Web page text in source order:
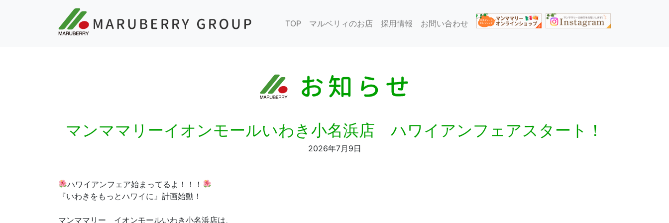
TOP マルベリィのお店 採用情報 お問い合わせ
マンママリーイオンモールいわき小名浜店 ハワイアンフェアスタート！
2026年7月9日
ハワイアンフェア始まってるよ！！！
『いわきをもっとハワイに』計画始動！
マンママリー イオンモールいわき小名浜店は、